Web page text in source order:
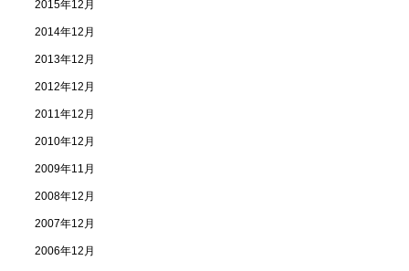
2015年12月
2014年12月
2013年12月
2012年12月
2011年12月
2010年12月
2009年11月
2008年12月
2007年12月
2006年12月